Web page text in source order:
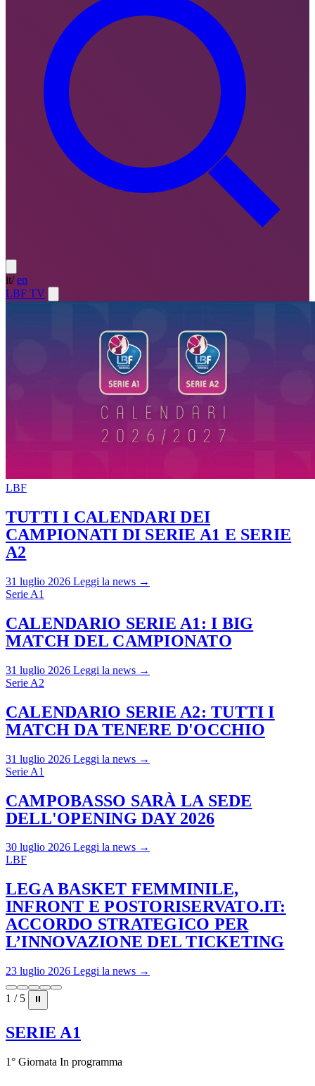
it/ en
LBF TV
LBF
TUTTI I CALENDARI DEI
CAMPIONATI DI SERIE A1 E SERIE
A2
31 luglio 2026 Leggi la news →
Serie A1
CALENDARIO SERIE A1: I BIG
MATCH DEL CAMPIONATO
31 luglio 2026 Leggi la news →
Serie A2
CALENDARIO SERIE A2: TUTTI I
MATCH DA TENERE D'OCCHIO
31 luglio 2026 Leggi la news →
Serie A1
CAMPOBASSO SARÀ LA SEDE
DELL'OPENING DAY 2026
30 luglio 2026 Leggi la news →
LBF
LEGA BASKET FEMMINILE,
INFRONT E POSTORISERVATO.IT:
ACCORDO STRATEGICO PER
L’INNOVAZIONE DEL TICKETING
23 luglio 2026 Leggi la news →
1 / 5 ⏸
SERIE A1
1° Giornata In programma